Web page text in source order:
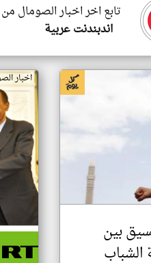
تابع اخر اخبار الصومال من
اندبندنت عربية
بين
الشباب
اخبار